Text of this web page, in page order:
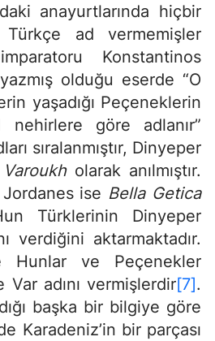
anayurtlarında hiçbir
ad vermemişler
Konstantinos
olduğu eserde “O
yaşadığı Peçeneklerin
nehirlere göre adlanır”
sıralanmıştır, Dinyeper
Varoukh olarak anılmıştır.
ise Bella Getica
Türklerinin Dinyeper
verdiğini aktarmaktadır.
Hunlar ve Peçenekler
Var adını vermişlerdir[7].
başka bir bilgiye göre
Karadeniz’in bir parçası